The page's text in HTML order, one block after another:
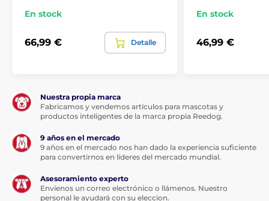
En stock
66,99 € Detalle
En stock
46,99 €
Nuestra propia marca
Fabricamos y vendemos artículos para mascotas y
productos inteligentes de la marca propia Reedog.
9 años en el mercado
9 años en el mercado nos han dado la experiencia suficiente
para convertirnos en líderes del mercado mundial.
Asesoramiento experto
Envíenos un correo electrónico o llámenos. Nuestro
personal le ayudará con su eleccion.